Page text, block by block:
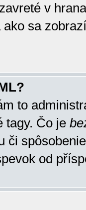
v
sa
to
tagy. Čo je
či
od